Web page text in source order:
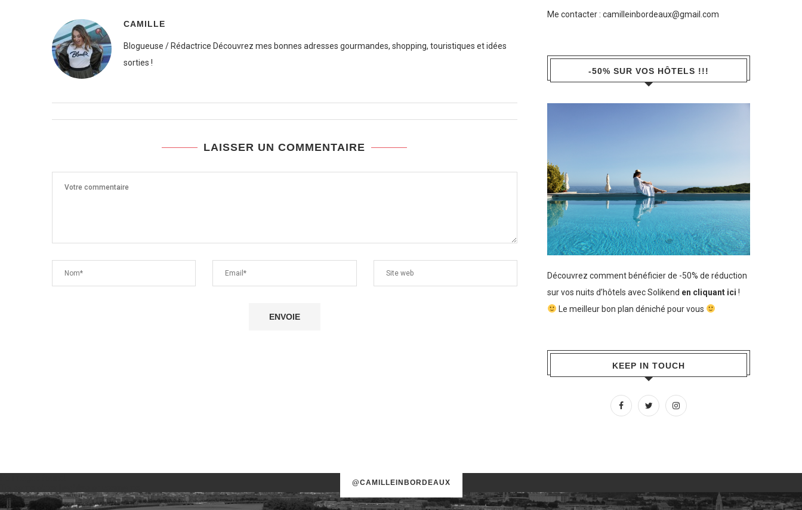
CAMILLE
Blogueuse / Rédactrice Découvrez mes bonnes adresses gourmandes, shopping, touristiques et idées
sorties !
LAISSER UN COMMENTAIRE
Me contacter : camilleinbordeaux@gmail.com
-50% SUR VOS HÔTELS !!!
Découvrez comment bénéficier de -50% de réduction
sur vos nuits d’hôtels avec Solikend en cliquant ici !
Le meilleur bon plan déniché pour vous
KEEP IN TOUCH
@CAMILLEINBORDEAUX